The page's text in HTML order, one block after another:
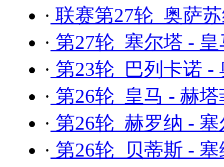
· 联赛第27轮 奥萨
· 第27轮 塞尔塔 -
· 第23轮 巴列卡诺 -
· 第26轮 皇马 - 赫
· 第26轮 赫罗纳 -
· 第26轮 贝蒂斯 -